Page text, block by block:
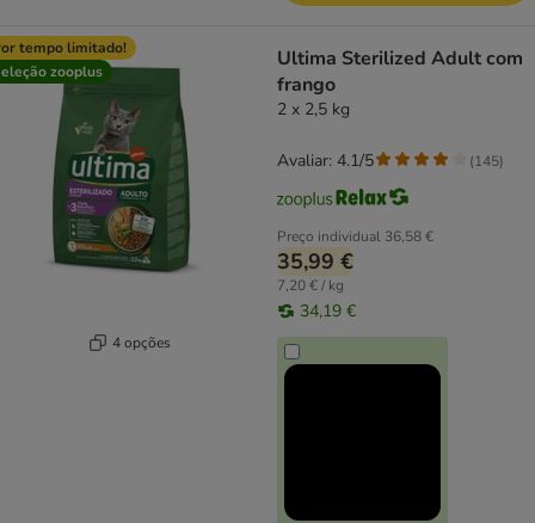
tempo limitado!
zooplus
4 opções
Ultima Sterilized Adult com
frango
2 x 2,5 kg
Preço individual 36,58 €
35,99 €
7,20 € / kg
34,19 €
Avaliar: 4.1/5 (145)